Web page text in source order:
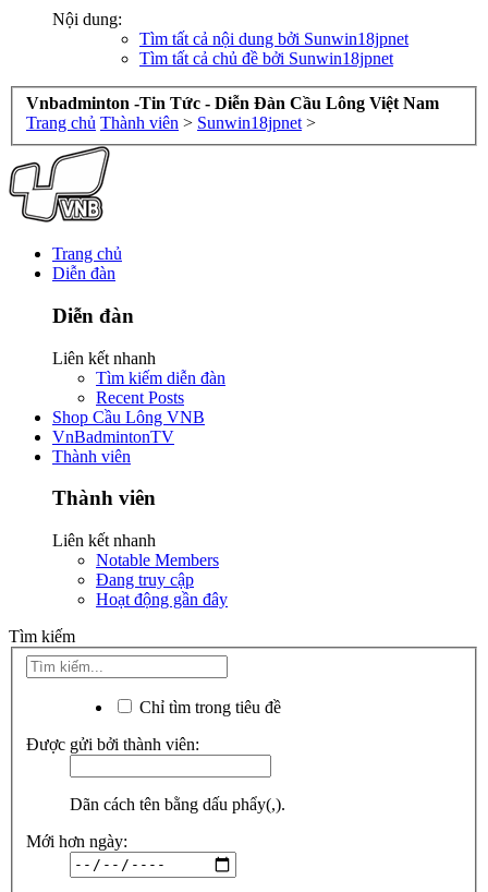
Nội dung:
Tìm tất cả nội dung bởi Sunwin18jpnet
Tìm tất cả chủ đề bởi Sunwin18jpnet
Vnbadminton -Tin Tức - Diễn Đàn Cầu Lông Việt Nam
Trang chủ Thành viên > Sunwin18jpnet >
Trang chủ
Diễn đàn
Diễn đàn
Liên kết nhanh
Tìm kiếm diễn đàn
Recent Posts
Shop Cầu Lông VNB
VnBadmintonTV
Thành viên
Thành viên
Liên kết nhanh
Notable Members
Đang truy cập
Hoạt động gần đây
Tìm kiếm
Chỉ tìm trong tiêu đề
Được gửi bởi thành viên:
Dãn cách tên bằng dấu phẩy(,).
Mới hơn ngày: